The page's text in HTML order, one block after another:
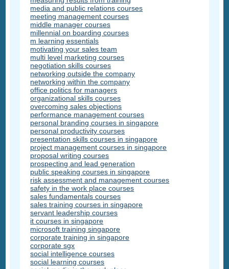
media and public relations courses
meeting management courses
middle manager courses
millennial on boarding courses
m learning essentials
motivating your sales team
multi level marketing courses
negotiation skills courses
networking outside the company
networking within the company
office politics for managers
organizational skills courses
overcoming sales objections
performance management courses
personal branding courses in singapore
personal productivity courses
presentation skills courses in singapore
project management courses in singapore
proposal writing courses
prospecting and lead generation
public speaking courses in singapore
risk assessment and management courses
safety in the work place courses
sales fundamentals courses
sales training courses in singapore
servant leadership courses
it courses in singapore
microsoft training singapore
corporate training in singapore
corporate sgx
social intelligence courses
social learning courses